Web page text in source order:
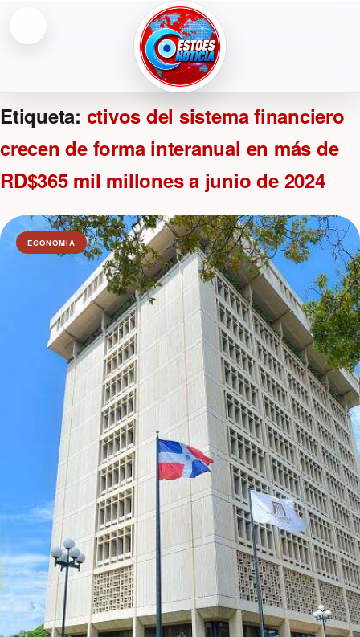
ESTOESNOTICIA|NOTICIAS
Etiqueta: ctivos del sistema financiero
crecen de forma interanual en más de
RD$365 mil millones a junio de 2024
ECONOMÍA